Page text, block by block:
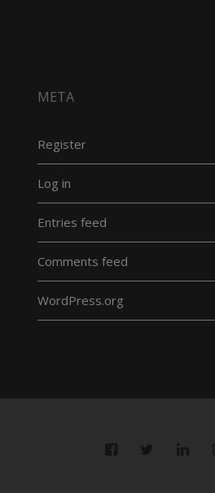
META
Register
Log in
Entries feed
Comments feed
WordPress.org